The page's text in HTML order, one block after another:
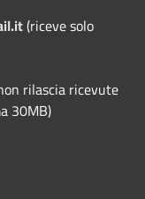
(riceve solo
rilascia ricevute
30MB)